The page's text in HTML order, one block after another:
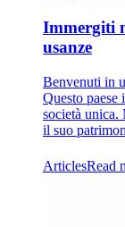
Immergiti
usanze
Benvenuti in
Questo
società unica.
il suo
ArticlesRead